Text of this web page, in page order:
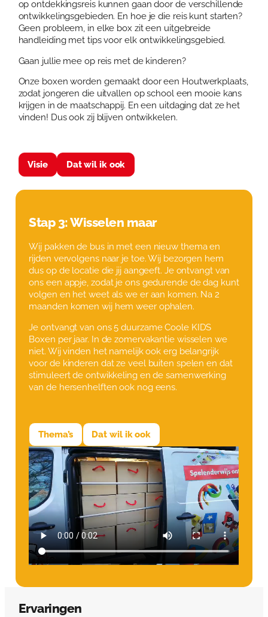
op ontdekkingsreis kunnen gaan door de verschillende
ontwikkelingsgebieden. En hoe je die reis kunt starten?
Geen probleem, in elke box zit een uitgebreide
handleiding met tips voor elk ontwikkelingsgebied.
Gaan jullie mee op reis met de kinderen?
Onze boxen worden gemaakt door een Houtwerkplaats,
zodat jongeren die uitvallen op school een mooie kans
krijgen in de maatschappij. En een uitdaging dat ze het
vinden! Dus ook zij blijven ontwikkelen.
Visie Dat wil ik ook
Stap 3: Wisselen maar
Wij pakken de bus in met een nieuw thema en
rijden vervolgens naar je toe. Wij bezorgen hem
dus op de locatie die jij aangeeft. Je ontvangt van
ons een appje, zodat je ons gedurende de dag kunt
volgen en het weet als we er aan komen. Na 2
maanden komen wij hem weer ophalen.
Je ontvangt van ons 5 duurzame Coole KIDS
Boxen per jaar. In de zomervakantie wisselen we
niet. Wij vinden het namelijk ook erg belangrijk
voor de kinderen dat ze veel buiten spelen en dat
stimuleert de ontwikkeling en de samenwerking
van de hersenhelften ook nog eens.
Thema’s Dat wil ik ook
Ervaringen